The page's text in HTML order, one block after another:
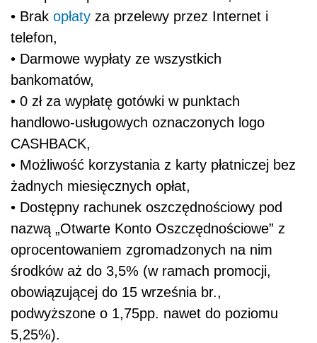
• Brak opłaty za przelewy przez Internet i
telefon,
• Darmowe wypłaty ze wszystkich
bankomatów,
• 0 zł za wypłatę gotówki w punktach
handlowo-usługowych oznaczonych logo
CASHBACK,
• Możliwość korzystania z karty płatniczej bez
żadnych miesięcznych opłat,
• Dostępny rachunek oszczędnościowy pod
nazwą „Otwarte Konto Oszczędnościowe” z
oprocentowaniem zgromadzonych na nim
środków aż do 3,5% (w ramach promocji,
obowiązującej do 15 września br.,
podwyższone o 1,75pp. nawet do poziomu
5,25%).